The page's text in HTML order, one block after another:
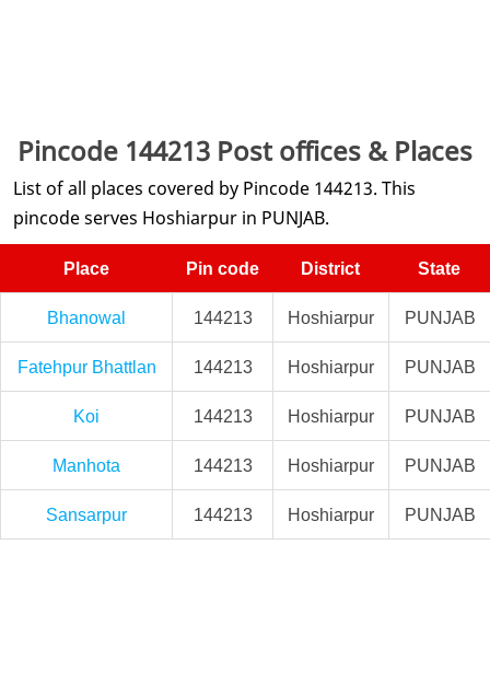
Pincode 144213 Post offices & Places
List of all places covered by Pincode 144213. This
pincode serves Hoshiarpur in PUNJAB.
Place Pin code District State
Bhanowal 144213 Hoshiarpur PUNJAB
Fatehpur Bhattlan 144213 Hoshiarpur PUNJAB
Koi 144213 Hoshiarpur PUNJAB
Manhota 144213 Hoshiarpur PUNJAB
Sansarpur 144213 Hoshiarpur PUNJAB